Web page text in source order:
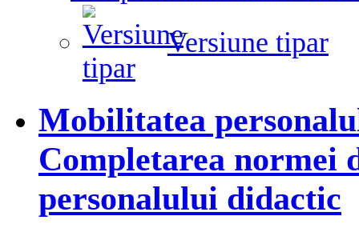
Versiune tipar
Mobilitatea
Completarea normei
personalului didactic